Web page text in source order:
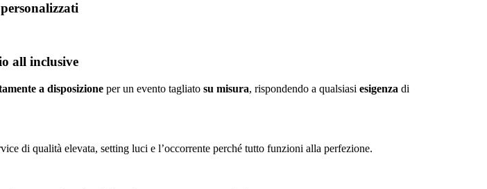
all inclusive
a disposizione per un evento tagliato su misura, rispondendo a qualsiasi esigenza di
di qualità elevata, setting luci e l’occorrente perché tutto funzioni alla perfezione.